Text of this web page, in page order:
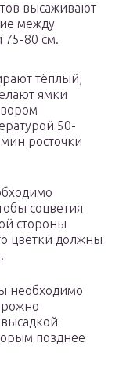
высаживают
между
75-80 см.
тёплый,
ямки
50-
росточки
соцветия
стороны
цветки должны
необходимо
позднее